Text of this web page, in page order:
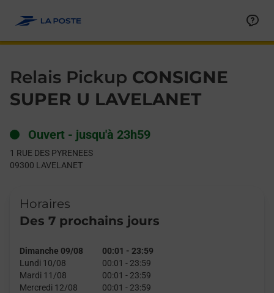
Relais Pickup CONSIGNE
SUPER U LAVELANET
Ouvert - jusqu'à 23h59
1 RUE DES PYRENEES
09300 LAVELANET
Horaires
Des 7 prochains jours
Dimanche 09/08 00:01 - 23:59
Lundi 10/08
00:01 - 23:59
Mardi 11/08
00:01 - 23:59
Mercredi 12/08
00:01 - 23:59